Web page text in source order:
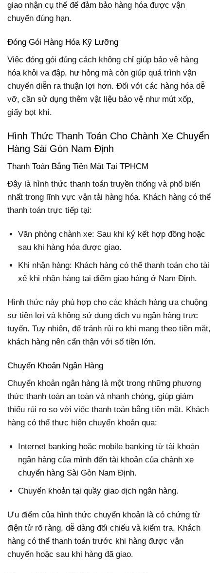
giao nhận cụ thể để đảm bảo hàng hóa được vận
chuyển đúng hạn.
Đóng Gói Hàng Hóa Kỹ Lưỡng
Việc đóng gói đúng cách không chỉ giúp bảo vệ hàng
hóa khỏi va đập, hư hỏng mà còn giúp quá trình vận
chuyển diễn ra thuận lợi hơn. Đối với các hàng hóa dễ
vỡ, cần sử dụng thêm vật liệu bảo vệ như mút xốp,
giấy bọt khí.
Hình Thức Thanh Toán Cho Chành Xe Chuyển
Hàng Sài Gòn Nam Định
Thanh Toán Bằng Tiền Mặt Tại TPHCM
Đây là hình thức thanh toán truyền thống và phổ biến
nhất trong lĩnh vực vận tải hàng hóa. Khách hàng có thể
thanh toán trực tiếp tại:
Văn phòng chành xe: Sau khi ký kết hợp đồng hoặc
sau khi hàng hóa được giao.
Khi nhận hàng: Khách hàng có thể thanh toán cho tài
xế khi nhận hàng tại điểm giao hàng ở Nam Định.
Hình thức này phù hợp cho các khách hàng ưa chuộng
sự tiện lợi và không sử dụng dịch vụ ngân hàng trực
tuyến. Tuy nhiên, để tránh rủi ro khi mang theo tiền mặt,
khách hàng nên cẩn thận với số tiền lớn.
Chuyển Khoản Ngân Hàng
Chuyển khoản ngân hàng là một trong những phương
thức thanh toán an toàn và nhanh chóng, giúp giảm
thiểu rủi ro so với việc thanh toán bằng tiền mặt. Khách
hàng có thể thực hiện chuyển khoản qua:
Internet banking hoặc mobile banking từ tài khoản
ngân hàng của mình đến tài khoản của chành xe
chuyển hàng Sài Gòn Nam Định.
Chuyển khoản tại quầy giao dịch ngân hàng.
Ưu điểm của hình thức chuyển khoản là có chứng từ
điện tử rõ ràng, dễ dàng đối chiếu và kiểm tra. Khách
hàng có thể thanh toán trước khi hàng được vận
chuyển hoặc sau khi hàng đã giao.